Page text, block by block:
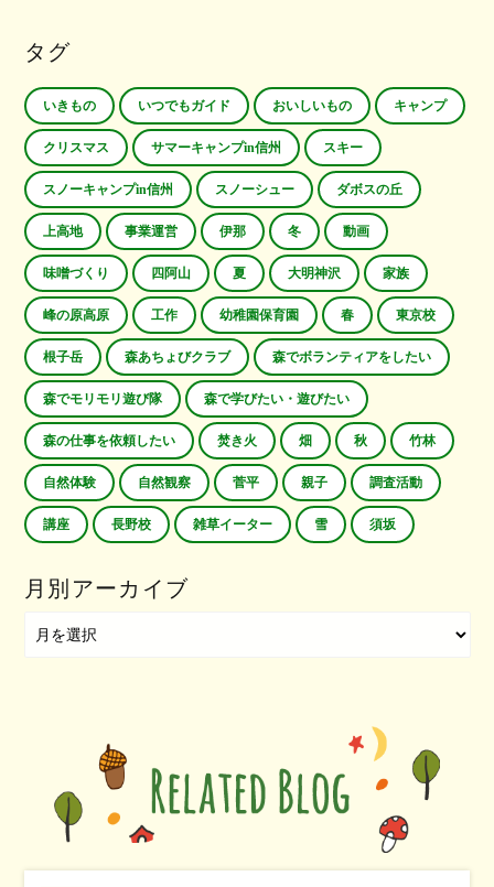
タグ
いきもの いつでもガイド おいしいもの キャンプ
クリスマス サマーキャンプin信州 スキー
スノーキャンプin信州 スノーシュー ダボスの丘
上高地 事業運営 伊那 冬 動画
味噌づくり 四阿山 夏 大明神沢 家族
峰の原高原 工作 幼稚園保育園 春 東京校
根子岳 森あちょびクラブ 森でボランティアをしたい
森でモリモリ遊び隊 森で学びたい・遊びたい
森の仕事を依頼したい 焚き火 畑 秋 竹林
自然体験 自然観察 菅平 親子 調査活動
講座 長野校 雑草イーター 雪 須坂
月別アーカイブ